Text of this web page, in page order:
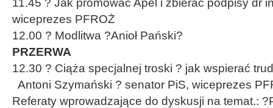
11.45 ? Jak promować Apel i zbierać podpisy dr
wiceprezes PFROŻ
12.00 ? Modlitwa ?Anioł Pański?
PRZERWA
12.30 ? Ciąża specjalnej troski ? jak wspierać
Antoni Szymański ? senator PiS, wiceprezes
Referaty wprowadzające do dyskusji na temat.: